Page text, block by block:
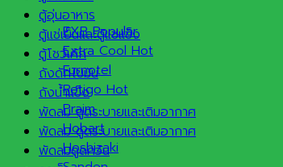
EXB
Extra Cool
Furnotel
Retigo
Praim
Hobart
Hoshizaki
ตู้อุ่นอาหาร
ตู้แช่เย็นและตู้แช่แข็ง
ตู้โชว์เค้ก
ถังดักไขมัน
ถังน้ำแข็ง
พัดลม ดูดระบายและเติมอากาศ
พัดลม ดูดระบายและเติมอากาศ
พัดลมดูดควัน